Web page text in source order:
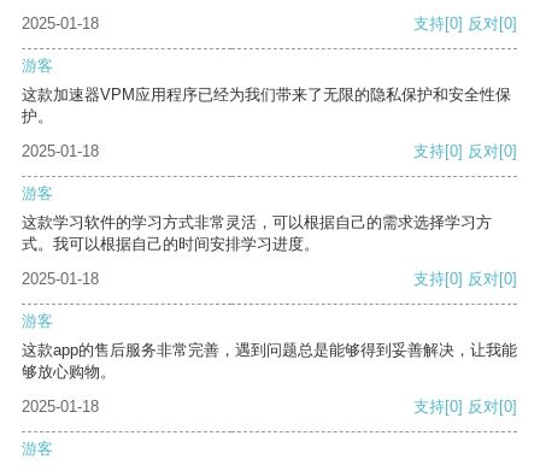
2025-01-18
支持[0] 反对[0]
游客
这款加速器VPM应用程序已经为我们带来了无限的隐私保护和安全性保
护。
2025-01-18
支持[0] 反对[0]
游客
这款学习软件的学习方式非常灵活，可以根据自己的需求选择学习方
式。我可以根据自己的时间安排学习进度。
2025-01-18
支持[0] 反对[0]
游客
这款app的售后服务非常完善，遇到问题总是能够得到妥善解决，让我能
够放心购物。
2025-01-18
支持[0] 反对[0]
游客